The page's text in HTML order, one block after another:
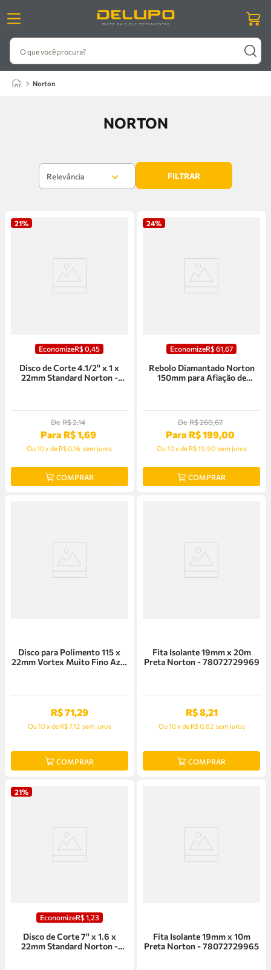
O que você procura?
norton
NORTON
Relevância FILTRAR
21%
EconomizeR$0 ,45
Disco de Corte 4.1/2'' x 1 x
22mm Standard Norton -
De R$2,14
Para R$1,69
Ou10xde R$ 0,16 sem juros
COMPRAR
24%
EconomizeR$61 ,67
Rebolo Diamantado Norton
150mm para Afiação de
De R$260,67
Para R$199,00
Ou10xde R$ 19,90 sem juros
COMPRAR
Disco para Polimento 115 x
22mm Vortex Muito Fino Azul
R$71,29
Ou10xde R$ 7,12 sem juros
COMPRAR
Fita Isolante 19mm x 20m
Preta Norton - 78072729969
R$8,21
Ou10xde R$ 0,82 sem juros
COMPRAR
21%
EconomizeR$1 23
Disco de Corte 7'' x 1.6 x
22mm Standard Norton -
Fita Isolante 19mm x 10m
Preta Norton - 78072729965